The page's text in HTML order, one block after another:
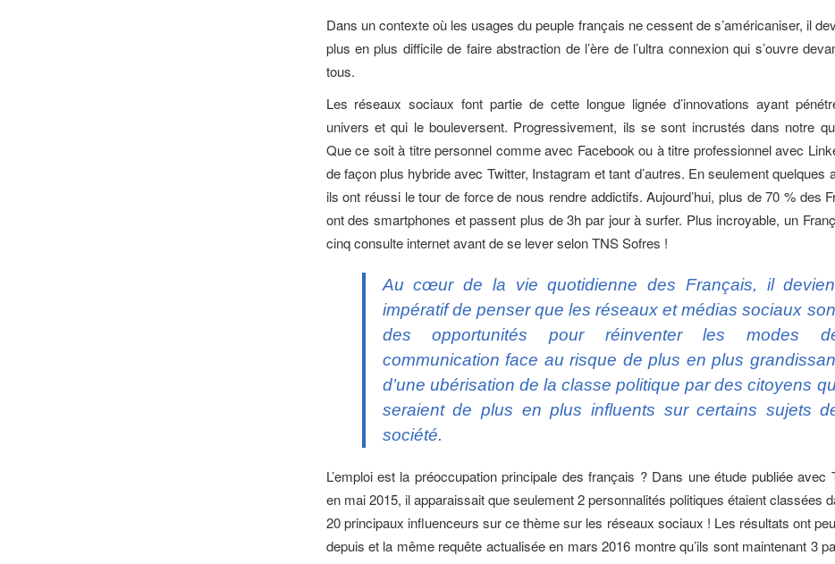
Dans un contexte où les usages du peuple français ne cessent de s’américaniser, il
plus en plus difficile de faire abstraction de l’ère de l’ultra connexion qui s’ouvre
tous.
Les réseaux sociaux font partie de cette longue lignée d’innovations ayant
univers et qui le bouleversent. Progressivement, ils se sont incrustés dans notre
Que ce soit à titre personnel comme avec Facebook ou à titre professionnel avec
de façon plus hybride avec Twitter, Instagram et tant d’autres. En seulement quelques
ils ont réussi le tour de force de nous rendre addictifs. Aujourd’hui, plus de 70 % des
ont des smartphones et passent plus de 3h par jour à surfer. Plus incroyable, un
cinq consulte internet avant de se lever selon TNS Sofres !
Au cœur de la vie quotidienne des Français, il
impératif de penser que les réseaux et médias sociaux
des opportunités pour réinventer les modes
communication face au risque de plus en plus
d’une ubérisation de la classe politique par des citoyens
seraient de plus en plus influents sur certains sujets
société.
L’emploi est la préoccupation principale des français ? Dans une étude publiée avec
en mai 2015, il apparaissait que seulement 2 personnalités politiques étaient classées
20 principaux influenceurs sur ce thème sur les réseaux sociaux ! Les résultats ont
depuis et la même requête actualisée en mars 2016 montre qu’ils sont maintenant 3